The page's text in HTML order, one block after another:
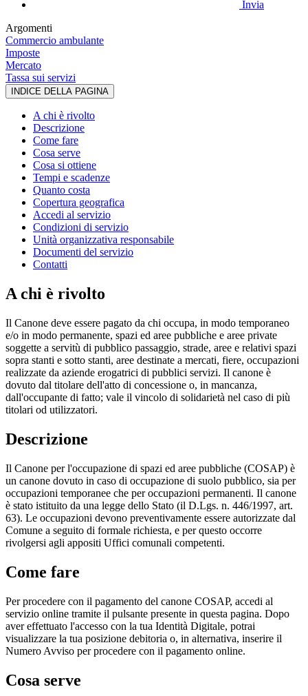
Invia
Argomenti
Commercio ambulante
Imposte
Mercato
Tassa sui servizi
INDICE DELLA PAGINA
A chi è rivolto
Descrizione
Come fare
Cosa serve
Cosa si ottiene
Tempi e scadenze
Quanto costa
Copertura geografica
Accedi al servizio
Condizioni di servizio
Unità organizzativa responsabile
Documenti del servizio
Contatti
A chi è rivolto
Il Canone deve essere pagato da chi occupa, in modo temporaneo
e/o in modo permanente, spazi ed aree pubbliche e aree private
soggette a servitù di pubblico passaggio, strade, aree e relativi spazi
sopra stanti e sotto stanti, aree destinate a mercati, fiere, occupazioni
realizzate da aziende erogatrici di pubblici servizi. Il canone è
dovuto dal titolare dell'atto di concessione o, in mancanza,
dall'occupante di fatto; vale il vincolo di solidarietà nel caso di più
titolari od utilizzatori.
Descrizione
Il Canone per l'occupazione di spazi ed aree pubbliche (COSAP) è
un canone dovuto in caso di occupazione di suolo pubblico, sia per
occupazioni temporanee che per occupazioni permanenti. Il canone
è stato istituito da una legge dello Stato (il D.Lgs. n. 446/1997, art.
63). Le occupazioni devono preventivamente essere autorizzate dal
Comune a seguito di formale richiesta, e per questo occorre
rivolgersi agli appositi Uffici comunali competenti.
Come fare
Per procedere con il pagamento del canone COSAP, accedi al
servizio online tramite il pulsante presente in questa pagina. Dopo
aver effettuato l'accesso con la tua Identità Digitale, potrai
visualizzare la tua posizione debitoria o, in alternativa, inserire il
Numero Avviso per procedere con il pagamento online.
Cosa serve